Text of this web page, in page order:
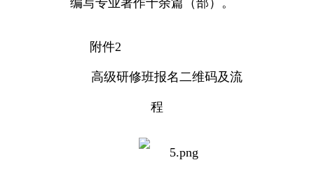
编写专业著作十余篇（部）。
附件2
高级研修班报名二维码及流
程